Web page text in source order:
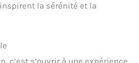
la sérénité et la